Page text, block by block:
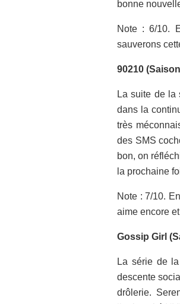
bonne
Note : 6/10.
sauverons
90210
La suite de la
dans la
très
des SMS
bon, on
la prochaine
Note : 7/10.
aime encore
Gossip Girl
La série de
descente
drôlerie.